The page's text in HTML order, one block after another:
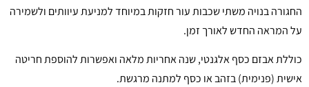
החגורה בנויה משתי שכבות עור חזקות במיוחד למניעת עיוותים ולשמירה
על המראה החדש לאורך זמן.
כוללת אבזם כסף אלגנטי, שנה אחריות מלאה ואפשרות להוספת חריטה
אישית (פנימית) בזהב או כסף למתנה מרגשת.